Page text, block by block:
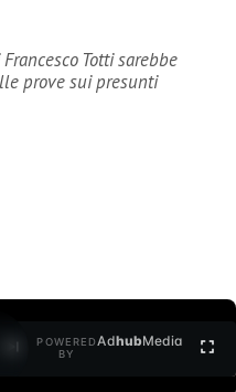
Totti sarebbe
prove sui presunti
POWERED
BY
AdhubMedia